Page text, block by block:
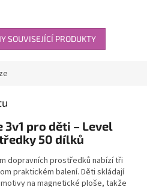
SOUVISEJÍCÍ PRODUKTY
pro děti – Level
50 dílků
dopravních prostředků nabízí tři
praktickém balení. Děti skládají
na magnetické ploše, takže